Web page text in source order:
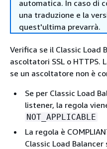
automatica. In caso di
una traduzione e la
quest'ultima prevarrà.
Verifica se il Classic Load
ascoltatori SSL o HTTPS.
se un ascoltatore non è
Se per Classic Load
listener, la regola
NOT_APPLICABLE
La regola è
Classic Load